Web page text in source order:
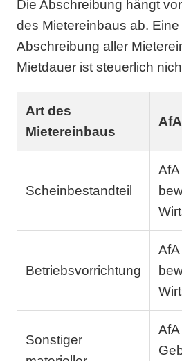
Die Abschreibung hängt
des Mietereinbaus ab.
Abschreibung aller
Mietdauer ist steuerlich
Art des
Mietereinbaus
Scheinbestandteil
AfA
Betriebsvorrichtung
AfA
Sonstiger